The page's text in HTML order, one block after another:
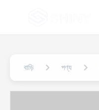
বাড়ি পণ্য